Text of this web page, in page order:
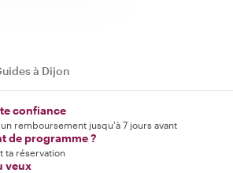
à Dijon
confiance
remboursement jusqu'à 7 jours avant
de programme ?
ta réservation
veux